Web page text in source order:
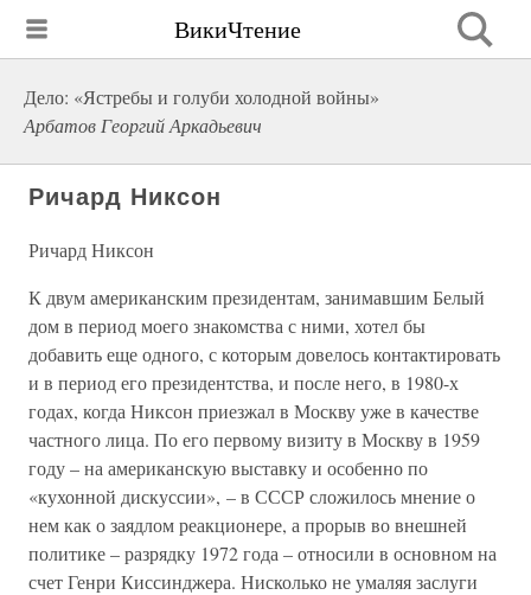
ВикиЧтение
Дело: «Ястребы и голуби холодной войны»
Арбатов Георгий Аркадьевич
Ричард Никсон
Ричард Никсон
К двум американским президентам, занимавшим Белый
дом в период моего знакомства с ними, хотел бы
добавить еще одного, с которым довелось контактировать
и в период его президентства, и после него, в 1980-х
годах, когда Никсон приезжал в Москву уже в качестве
частного лица. По его первому визиту в Москву в 1959
году – на американскую выставку и особенно по
«кухонной дискуссии», – в СССР сложилось мнение о
нем как о заядлом реакционере, а прорыв во внешней
политике – разрядку 1972 года – относили в основном на
счет Генри Киссинджера. Нисколько не умаляя заслуги